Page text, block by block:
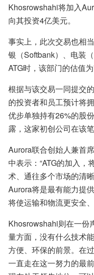
Khosrowshahi将加入
向其投资4亿美元。
事实上，此次交易也相
银（Softbank）、电装
ATG时，该部门的估值为
根据与该交易一同提交
的投资者和员工预计将
优步单独持有26%的股
露，这家初创公司在该
Aurora联合创始人兼首
中表示：“ATG的加入
术、通往多个市场的清
Aurora将是最有能力提
将使运输和物流更安全
Khosrowshahi则在一份
量方面，没有什么技术
方便、环保的前景。在
一直走在这一努力的最